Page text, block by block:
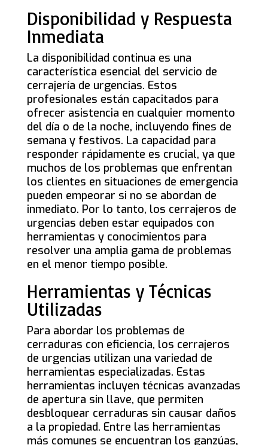
Disponibilidad y Respuesta
Inmediata
La disponibilidad continua es una
característica esencial del servicio de
cerrajería de urgencias. Estos
profesionales están capacitados para
ofrecer asistencia en cualquier momento
del día o de la noche, incluyendo fines de
semana y festivos. La capacidad para
responder rápidamente es crucial, ya que
muchos de los problemas que enfrentan
los clientes en situaciones de emergencia
pueden empeorar si no se abordan de
inmediato. Por lo tanto, los cerrajeros de
urgencias deben estar equipados con
herramientas y conocimientos para
resolver una amplia gama de problemas
en el menor tiempo posible.
Herramientas y Técnicas
Utilizadas
Para abordar los problemas de
cerraduras con eficiencia, los cerrajeros
de urgencias utilizan una variedad de
herramientas especializadas. Estas
herramientas incluyen técnicas avanzadas
de apertura sin llave, que permiten
desbloquear cerraduras sin causar daños
a la propiedad. Entre las herramientas
más comunes se encuentran los ganzúas,